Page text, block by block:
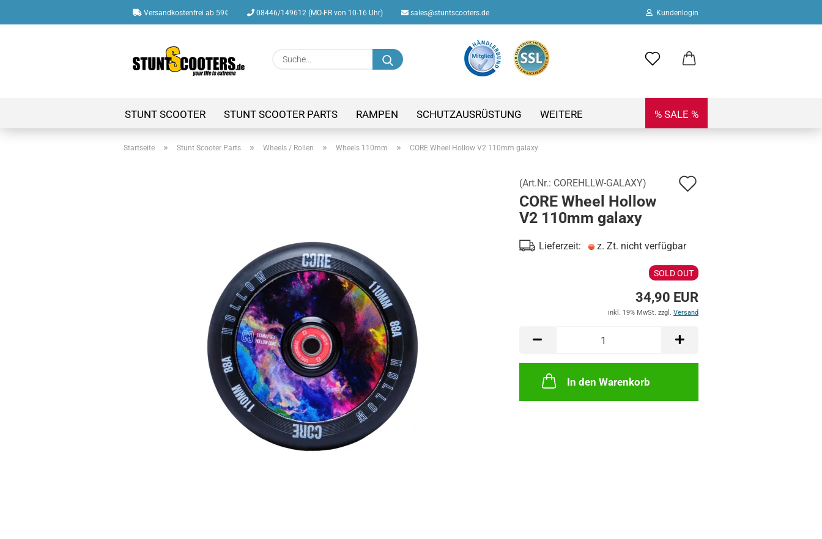
Versandkostenfrei ab 59€ 08446/149612 (MO-FR von 10-16 Uhr) sales@stuntscooters.de Kundenlogin
Passwort
Konto erstellen
Passwort vergessen?
Suche...
STUNT SCOOTER STUNT SCOOTER PARTS RAMPEN SCHUTZAUSRÜSTUNG % SALE %
WEITERE
Startseite » Stunt Scooter Parts » Wheels / Rollen » Wheels 110mm » CORE Wheel Hollow V2 110mm galaxy
(Art.Nr.: COREHLLW-GALAXY)
CORE Wheel Hollow
V2 110mm galaxy
Lieferzeit: z. Zt. nicht verfügbar
SOLD OUT
34,90 EUR
inkl. 19% MwSt. zzgl. Versand
In den Warenkorb